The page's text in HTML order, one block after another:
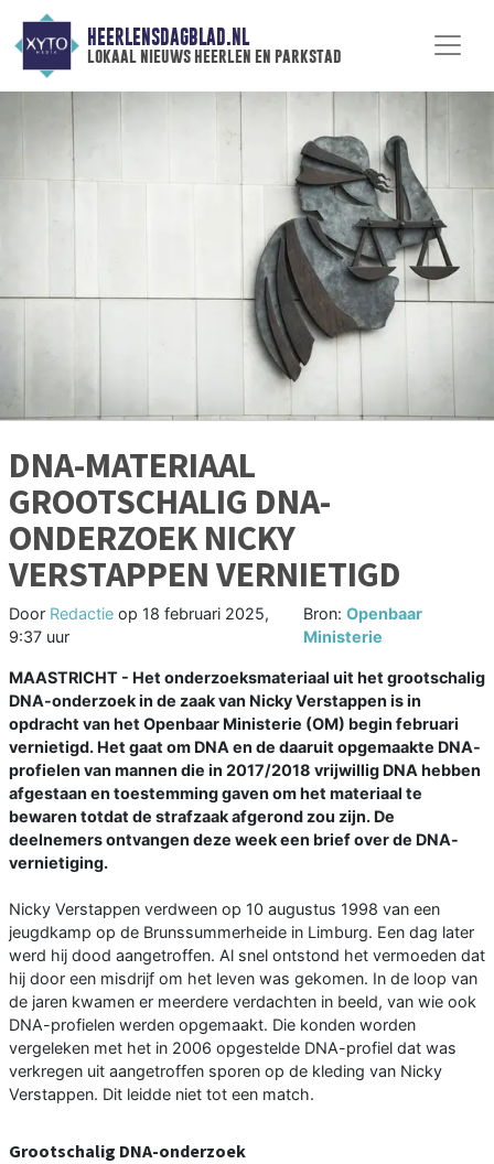
HEERLENSDAGBLAD.NL
lokaal nieuws heerlen en parkstad
DNA-MATERIAAL
GROOTSCHALIG DNA-
ONDERZOEK NICKY
VERSTAPPEN VERNIETIGD
Door Redactie op 18 februari 2025,
9:37 uur
Bron: Openbaar
Ministerie
MAASTRICHT - Het onderzoeksmateriaal uit het grootschalig
DNA-onderzoek in de zaak van Nicky Verstappen is in
opdracht van het Openbaar Ministerie (OM) begin februari
vernietigd. Het gaat om DNA en de daaruit opgemaakte DNA-
profielen van mannen die in 2017/2018 vrijwillig DNA hebben
afgestaan en toestemming gaven om het materiaal te
bewaren totdat de strafzaak afgerond zou zijn. De
deelnemers ontvangen deze week een brief over de DNA-
vernietiging.
Nicky Verstappen verdween op 10 augustus 1998 van een
jeugdkamp op de Brunssummerheide in Limburg. Een dag later
werd hij dood aangetroffen. Al snel ontstond het vermoeden dat
hij door een misdrijf om het leven was gekomen. In de loop van
de jaren kwamen er meerdere verdachten in beeld, van wie ook
DNA-profielen werden opgemaakt. Die konden worden
vergeleken met het in 2006 opgestelde DNA-profiel dat was
verkregen uit aangetroffen sporen op de kleding van Nicky
Verstappen. Dit leidde niet tot een match.
Grootschalig DNA-onderzoek